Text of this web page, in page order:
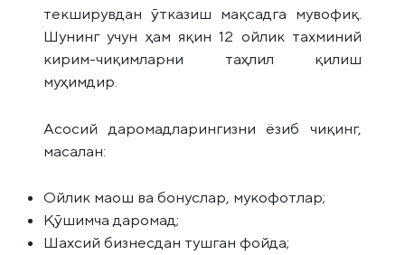
текширувдан ўтказиш мақсадга мувофиқ.
Шунинг учун ҳам яқин 12 ойлик тахминий
кирим-чиқимларни таҳлил қилиш
муҳимдир.
Асосий даромадларингизни ёзиб чиқинг,
масалан:
Ойлик маош ва бонуслар, мукофотлар;
Қўшимча даромад;
Шахсий бизнесдан тушган фойда;